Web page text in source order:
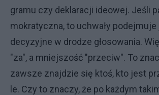
gra­mu czy de­kla­ra­cji ide­owej. Je­śli
mo­kra­tycz­na, to uchwa­ły po­dej­mu­je
de­cy­zyj­ne w dro­dze gło­so­wa­nia.
"za", a mniej­szo­ść "prze­ciw". To
za­wsze znaj­dzie się ktoś, kto je­st
le. Czy to zna­czy, że po każ­dym